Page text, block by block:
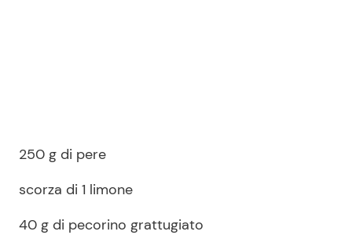
250 g di pere
scorza di 1 limone
40 g di pecorino grattugiato